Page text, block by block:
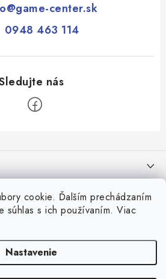
cookie. Ďalším prechádzaním
súhlas s ich používaním. Viac
Nastavenie
@game-center.sk
0948 463 114
Kompletný prehľad biliardových hier